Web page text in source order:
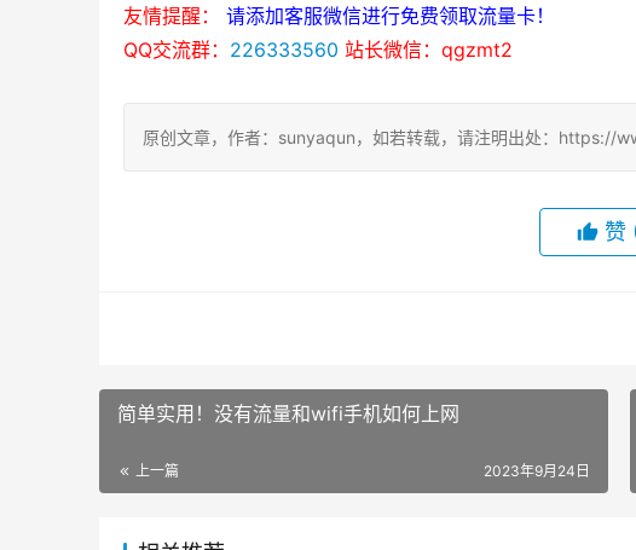
友情提醒：
请添加客服微信进行免费领取流量卡！
QQ交流群： 226333560 站长微信：qgzmt2
原创文章，作者：sunyaqun，如若转载，请注明出处：https://
赞
简单实用！没有流量和wifi手机如何上网
上一篇 2023年9月24日